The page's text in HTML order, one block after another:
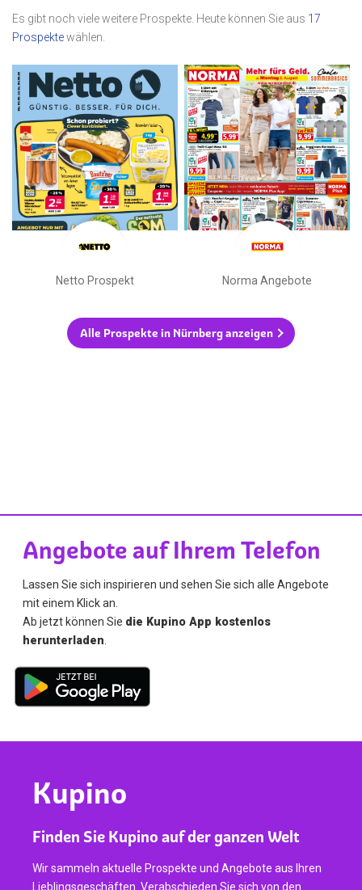
Es gibt noch viele weitere Prospekte. Heute können Sie aus 17
Prospektewählen.
Netto Prospekt Norma Angebote
Alle Prospekte in Nürnberg anzeigen
Angebote auf Ihrem Telefon
Lassen Sie sich inspirieren und sehen Sie sich alle Angebote
mit einem Klick an.
Ab jetzt können Sie die Kupino App kostenlos
herunterladen
Kupino
Finden Sie Kupino auf der ganzen Welt
Wir sammeln aktuelle Prospekte und Angebote aus Ihren
Lieblingsgeschäften. Verabschieden Sie sich von den